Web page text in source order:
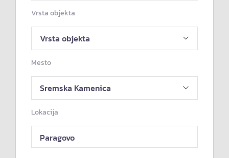
Vrsta objekta
Mesto
Lokacija
Paragovo